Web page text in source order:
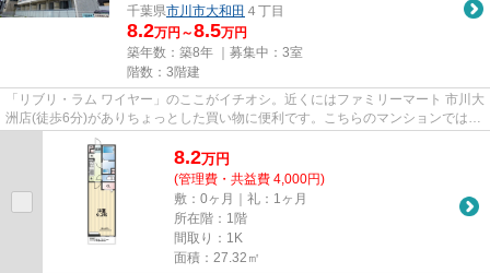
千葉県市川市大和田 ４丁目
8.2万円～8.5万円
築年数：築8年 ｜募集中： 3室
階数：3階建
「リブリ・ラム ワイヤー」のここがイチオシ。近くにはファミリーマート 市川大
洲店(徒歩6分)がありちょっとした買い物に便利です。こちらのマンションでは初
期費用をカードでお支払い...
8.2万円
(管理費・共益費 4,000円)
敷：0ヶ月｜礼：1ヶ月
所在階：1階
間取り：1K
面積：27.32㎡